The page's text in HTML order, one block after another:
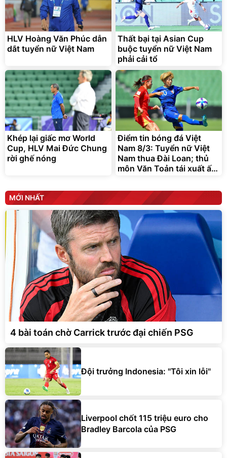
Bạt phủ xe ô tô cao cấp,
tráng nhôm 03 lớp
392.000đ
325.000 đ
Đã bán nhiều
Xe đạp điện trợ lực G-
Force C14 gấp gọn bỏ cốp
tiện lợi
9.900.000đ
7.092.000đ
Đang xem nhiều
G-FORCE VIETNA
HLV Hoàng Văn Phúc dẫn
dắt tuyển nữ Việt Nam
Thất bại tại Asian Cup
buộc tuyển nữ Việt Nam
phải cải tổ
Khép lại giấc mơ World
Cup, HLV Mai Đức Chung
rời ghế nóng
Điểm tin bóng đá Việt
Nam 8/3: Tuyển nữ Việt
Nam thua Đài Loan; thủ
môn Văn Toản tái xuất ấn
MỚI NHẤT
4 bài toán chờ Carrick trước đại chiến PSG
Đội trưởng Indonesia: "Tôi xin lỗi"
Liverpool chốt 115 triệu euro cho
Bradley Barcola của PSG